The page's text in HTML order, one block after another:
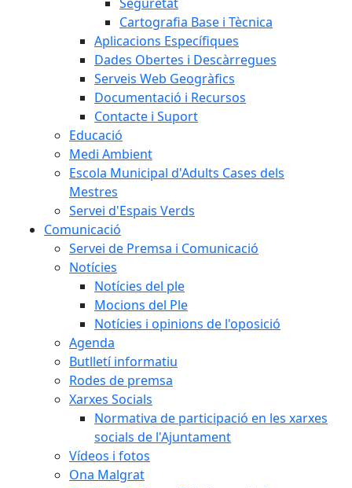
Cartografia Base i Tècnica
Aplicacions Específiques
Dades Obertes i Descàrregues
Serveis Web Geogràfics
Documentació i Recursos
Contacte i Suport
Educació
Medi Ambient
Escola Municipal d'Adults Cases dels
Mestres
Servei d'Espais Verds
Comunicació
Servei de Premsa i Comunicació
Notícies
Notícies del ple
Mocions del Ple
Notícies i opinions de l'oposició
Agenda
Butlletí informatiu
Rodes de premsa
Xarxes Socials
Normativa de participació en les xarxes
socials de l'Ajuntament
Vídeos i fotos
Ona Malgrat